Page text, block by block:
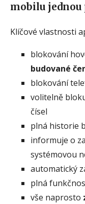
mobilu jednou
Klíčové vlastnosti
blokování
budované
blokování
volitelně
čísel
plná historie
informuje o
systémovou
automatický
plná
vše naprosto